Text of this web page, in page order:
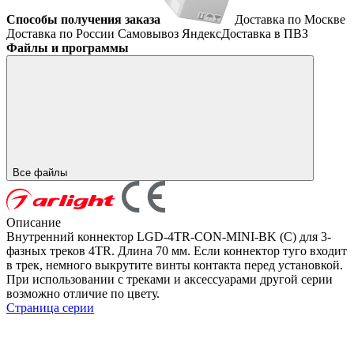
Способы получения заказа
Доставка по Москве
Доставка по России Самовывоз ЯндексДоставка в ПВЗ
Файлы и программы
Все файлы
Описание
Внутренний коннектор LGD-4TR-CON-MINI-BK (C) для 3-
фазных треков 4TR. Длина 70 мм. Если коннектор туго входит
в трек, немного выкрутите винты контакта перед установкой.
При использовании с треками и аксессуарами другой серии
возможно отличие по цвету.
Страница серии